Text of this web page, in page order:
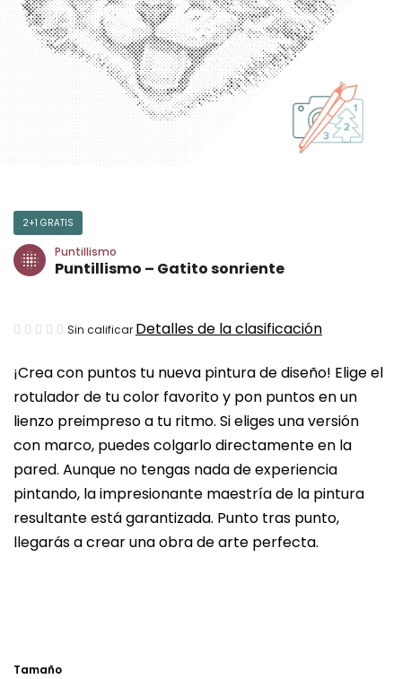
¡Crea con puntos tu nueva pintura de diseño! Elige el
rotulador de tu color favorito y pon puntos en un
lienzo preimpreso a tu ritmo. Si eliges una versión
con marco, puedes colgarlo directamente en la
pared. Aunque no tengas nada de experiencia
pintando, la impresionante maestría de la pintura
resultante está garantizada. Punto tras punto,
llegarás a crear una obra de arte perfecta.
Tamaño
2+1 GRATIS
Puntillismo
Puntillismo – Gatito sonriente
La
media
del
producto
es
de
0,0
sobre
5
Sin calificar Detalles de la clasificación